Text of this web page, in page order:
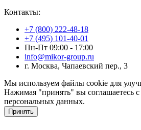
Контакты:
+7 (800) 222-48-18
+7 (495) 101-40-01
Пн-Пт 09:00 - 17:00
info@mikor-group.ru
г. Москва, Чапаевский пер., 3
Мы используем файлы cookie для
Нажимая "принять" вы соглашаетесь
персональных данных.
Принять